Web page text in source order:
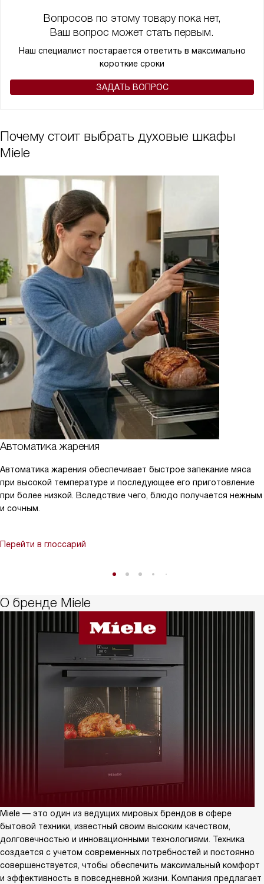
Вопросов по этому товару пока нет,
Ваш вопрос может стать первым.
Наш специалист постарается ответить в максимально
короткие сроки
ЗАДАТЬ ВОПРОС
Почему стоит выбрать духовые шкафы
Miele
Автоматика жарения
Автоматика жарения обеспечивает быстрое запекание мяса
при высокой температуре и последующее его приготовление
при более низкой. Вследствие чего, блюдо получается нежным
и сочным.
Перейти в глоссарий
О бренде Miele
Miele — это один из ведущих мировых брендов в сфере
бытовой техники, известный своим высоким качеством,
долговечностью и инновационными технологиями. Техника
создается с учетом современных потребностей и постоянно
совершенствуется, чтобы обеспечить максимальный комфорт
и эффективность в повседневной жизни. Компания предлагает